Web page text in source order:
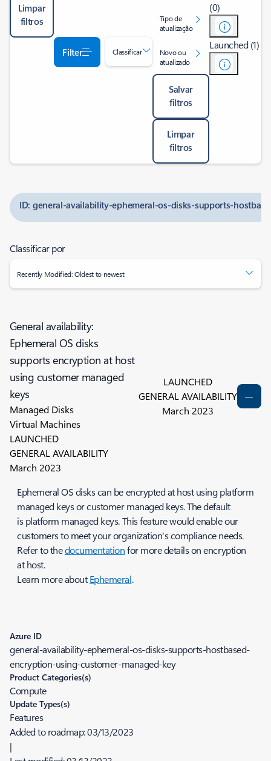
Limpar
filtros
Filter Classificar
Tipo de
atualização
Novo ou
atualizado
Salvar
filtros
Limpar
filtros
(0)
Launched (1)
ID: general-availability-ephemeral-os-disks-supports-
Classificar por
Recently Modified: Oldest to newest
General availability:
Ephemeral OS disks
supports encryption at host
using customer managed
keys
Managed Disks
Virtual Machines
LAUNCHED
GENERAL AVAILABILITY
March 2023
LAUNCHED
GENERAL AVAILABILITY
March 2023
Ephemeral OS disks can be encrypted at host using platform
managed keys or customer managed keys. The default
is platform managed keys. This feature would enable our
customers to meet your organization's compliance needs.
Refer to thedocumentationfor more details on encryption
at host.
Learn more aboutEphemeral.
Azure ID
general-availability-ephemeral-os-disks-supports-hostbased-
encryption-using-customer-managed-key
Product Categories(s)
Compute
Update Types(s)
Features
Added to roadmap:03/13/2023
|